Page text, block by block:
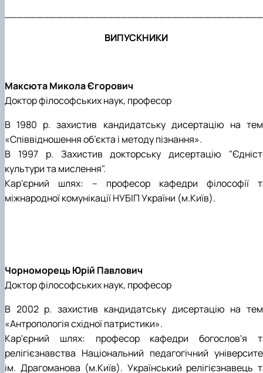
ВИПУСКНИКИ
Максюта Микола Єгорович
Доктор філософських наук, професор
В 1980 р. захистив кандидатську дисертацію на
«Співвідношення об’єкта і методу пізнання».
В 1997 р. Захистив докторську дисертацію
культури та мислення".
Кар'єрний шлях: – професор кафедри філософії
міжнародної комунікації НУБІП України (м.Київ).
Чорноморець Юрій Павлович
Доктор філософських наук, професор
В 2002 р. захистив кандидатську дисертацію на
«Антропологія східної патристики».
Кар'єрний шлях: професор кафедри богослов'я
релігієзнавства Національний педагогічний
ім. Драгоманова (м.Київ). Український релігієзнавець